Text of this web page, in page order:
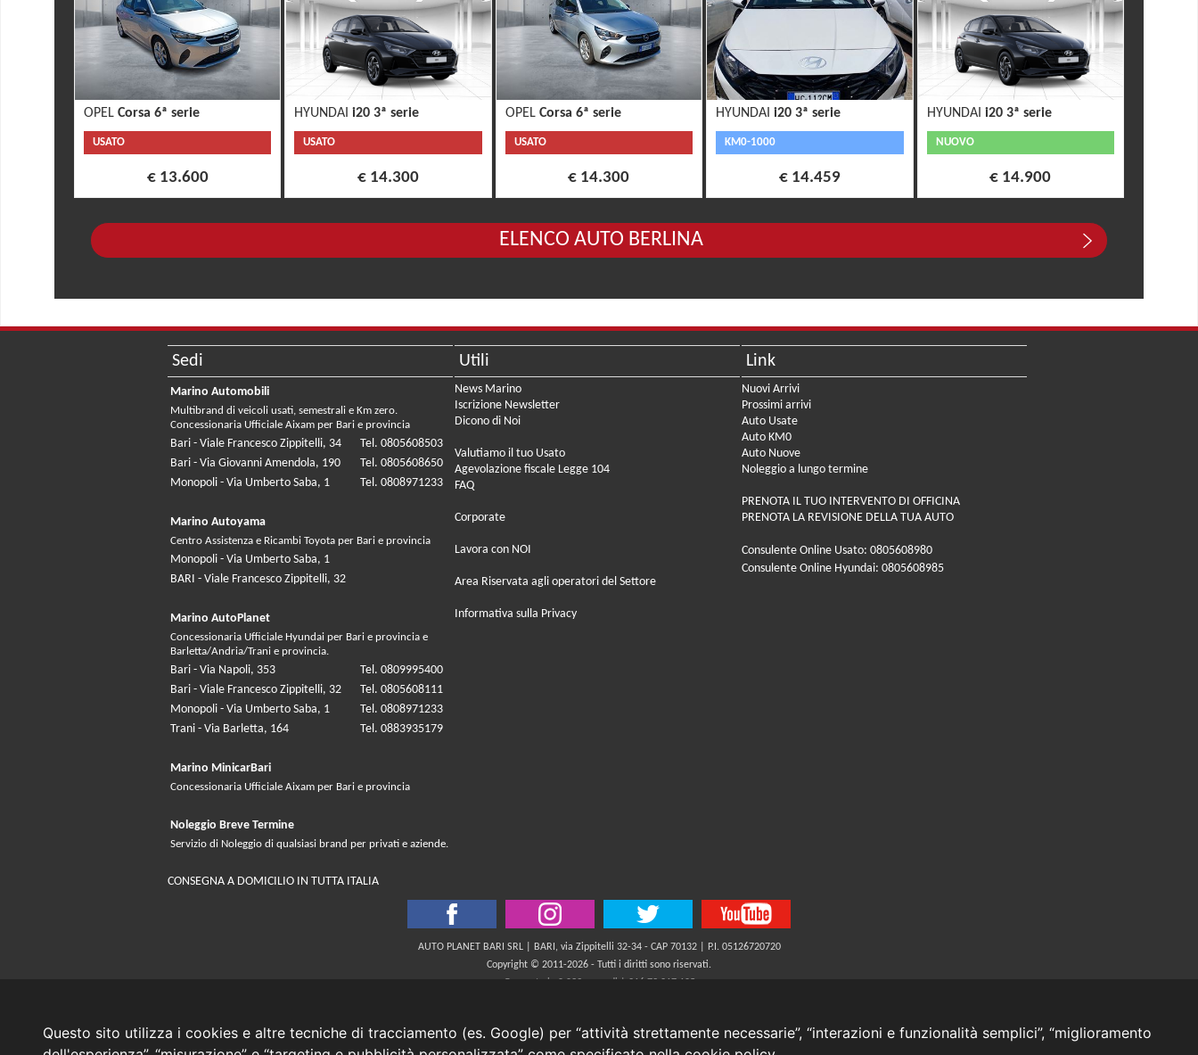
Questo sito utilizza i cookies e altre tecniche di tracciamento (es. Google) per “attività strettamente necessarie”, “interazioni e funzionalità semplici”, “miglioramento
OPEL Corsa 6ª serie
USATO
€ 13.600
HYUNDAIi20 3ª serie
USATO
€ 14.300
OPEL Corsa 6ª serie
USATO
€ 14.300
HYUNDAIi20 3ª serie
KM0-1000
€ 14.459
HYUNDAI i20 3ª serie
NUOVO
€ 14.900
ELENCO AUTO BERLINA
Sedi
Marino Automobili
Multibrand di veicoli usati, semestrali e Km zero.
Concessionaria Ufficiale Aixam per Bari e provincia
Bari - Viale Francesco Zippitelli, 34
Tel. 0805608503
Bari - Via Giovanni Amendola, 190
Tel. 0805608650
Monopoli - Via Umberto Saba, 1
Tel. 0808971233
Marino Autoyama
Centro Assistenza e Ricambi Toyota per Bari e provincia
Monopoli - Via Umberto Saba, 1
BARI - Viale Francesco Zippitelli, 32
Marino AutoPlanet
Concessionaria Ufficiale Hyundai per Bari e provincia e
Barletta/Andria/Trani e provincia.
Bari - Via Napoli, 353
Tel. 0809995400
Bari - Viale Francesco Zippitelli, 32
Tel. 0805608111
Monopoli - Via Umberto Saba, 1
Tel. 0808971233
Trani - Via Barletta, 164
Tel. 0883935179
Marino MinicarBari
Concessionaria Ufficiale Aixam per Bari e provincia
Noleggio Breve Termine
Servizio di Noleggio di qualsiasi brand per privati e aziende.
CONSEGNA A DOMICILIO IN TUTTA ITALIA
Utili
News Marino
Iscrizione Newsletter
Dicono di Noi
Valutiamo il tuo Usato
Agevolazione fiscale Legge 104
FAQ
Corporate
Lavora con NOI
Area Riservata agli operatori del Settore
Informativa sulla Privacy
Link
Nuovi Arrivi
Prossimi arrivi
Auto Usate
Auto KM0
Auto Nuove
Noleggio a lungo termine
PRENOTA IL TUO INTERVENTO DI OFFICINA
PRENOTA LA REVISIONE DELLA TUA AUTO
Consulente Online Usato: 0805608980
Consulente Online Hyundai: 0805608985
AUTO PLANET BARI SRL | BARI, via Zippitelli 32-34 - CAP 70132 | P.I. 05126720720
Copyright © 2011-2026 - Tutti i diritti sono riservati.
Generata in 0,039 secondi | 216.73.217.105